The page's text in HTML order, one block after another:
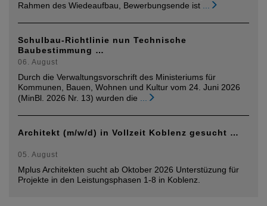
Rahmen des Wiedeaufbau, Bewerbungsende ist
Schulbau-Richtlinie nun Technische
Baubestimmung …
06. August
Durch die Verwaltungsvorschrift des Ministeriums für
Kommunen, Bauen, Wohnen und Kultur vom 24. Juni 2026
(MinBl. 2026 Nr. 13) wurden die
Architekt (m/w/d) in Vollzeit Koblenz gesucht …
05. August
Mplus Architekten sucht ab Oktober 2026 Unterstüzung für
Projekte in den Leistungsphasen 1-8 in Koblenz.